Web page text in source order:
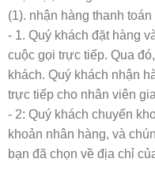
(1). nhận hàng thanh
- 1. Quý khách đặt hàng
cuộc gọi trực tiếp. Qua
khách. Quý khách nhận
trực tiếp cho nhân viên
- 2: Quý khách chuyển
khoản nhân hàng, và
bạn đã chọn về địa chỉ